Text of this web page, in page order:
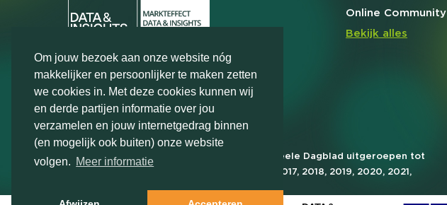
Om jouw bezoek aan onze website nóg
makkelijker en persoonlijker te maken zetten
we cookies in. Met deze cookies kunnen wij
en derde partijen informatie over jou
verzamelen en jouw internetgedrag binnen
(en mogelijk ook buiten) onze website
volgen. Meer informatie
Online Community
Bekijk alles
Markteffect is door het Financieele Dagblad uitgeroepen tot
FD Gazelle in 2012, 2015, 2016, 2017, 2018, 2019, 2020, 2021,